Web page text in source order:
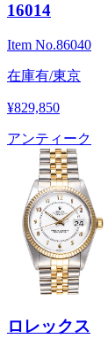
16014
Item No.86040
在庫有/東京
¥829,850
アンティーク
ロレックス